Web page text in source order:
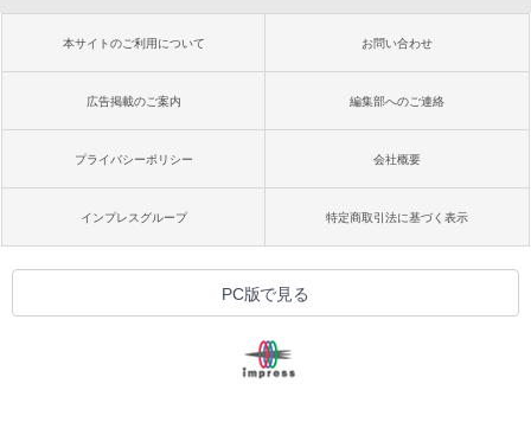
本サイトのご利用について お問い合わせ
広告掲載のご案内 編集部へのご連絡
プライバシーポリシー 会社概要
インプレスグループ 特定商取引法に基づく表示
PC版で見る